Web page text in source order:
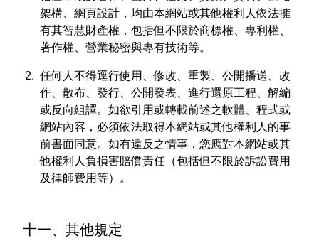
架構、網頁設計，均由本網站或其他權利人依法擁
有其智慧財產權，包括但不限於商標權、專利權、
著作權、營業秘密與專有技術等。
任何人不得逕行使用、修改、重製、公開播送、改
作、散布、發行、公開發表、進行還原工程、解編
或反向組譯。如欲引用或轉載前述之軟體、程式或
網站內容，必須依法取得本網站或其他權利人的事
前書面同意。如有違反之情事，您應對本網站或其
他權利人負損害賠償責任（包括但不限於訴訟費用
及律師費用等）。
十一、其他規定